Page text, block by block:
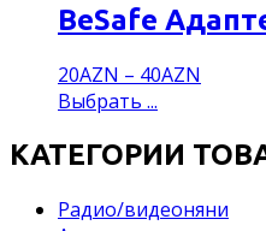
BeSafe
20AZN – 40AZN
Выбрать ...
КАТЕГОРИИ
Pадио/видеоняни